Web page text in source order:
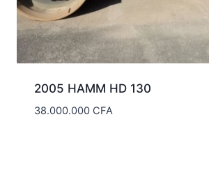
2005 HAMM HD 130
38.000.000 CFA